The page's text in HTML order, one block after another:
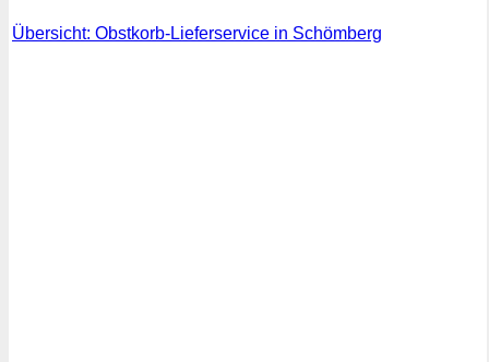
Übersicht: Obstkorb-Lieferservice in Schömberg